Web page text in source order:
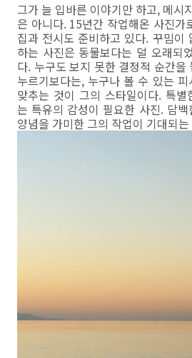
그가 늘 입바른 이야기만 하고, 메시
은 아니다. 15년간 작업해온 사진가
집과 전시도 준비하고 있다. 꾸밈이
하는 사진은 동물보다는 덜 오래되
다. 누구도 보지 못한 결정적 순간을
누르기보다는, 누구나 볼 수 있는
맞추는 것이 그의 스타일이다. 특
는 특유의 감성이 필요한 사진. 담
양념을 가미한 그의 작업이 기대되